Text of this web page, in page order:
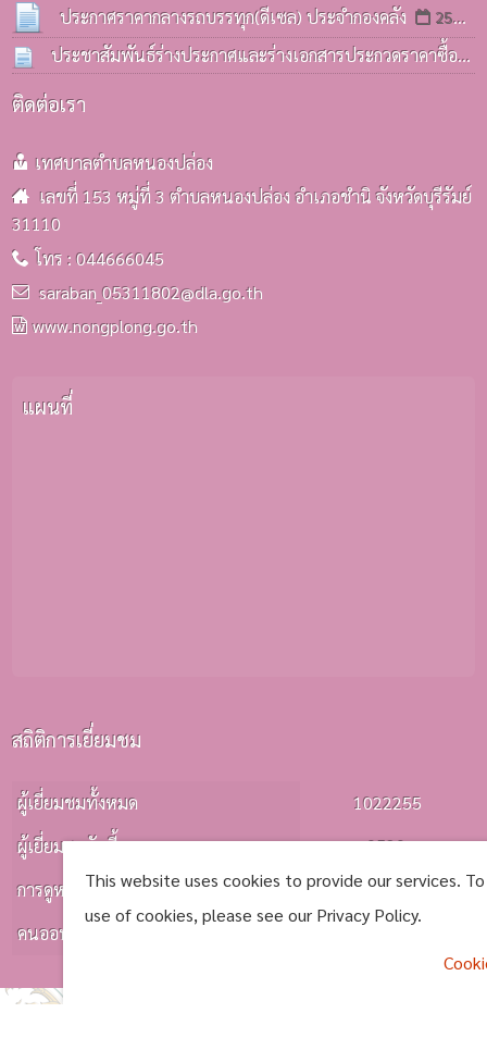
bidding)
08 ก.ค. 2569
ครั้งที่ 3 / 2569
06 ก.ค. 2569
ประกาศราคากลางรถบรรทุก(ดีเซล) ประจำกองคลัง
25
มิ.ย. 2569
ประชาสัมพันธ์ร่างประกาศและร่างเอกสารประกวดราคาซื้อ
รถบรรทุก(ดีเซล) ประจำกองคลังฯ
ติดต่อเรา
เทศบาลตำบลหนองปล่อง
เลขที่ 153 หมู่ที่ 3 ตำบลหนองปล่อง อำเภอชำนิ จังหวัดบุรีรัมย์
31110
โทร : 044666045
saraban_05311802@dla.go.th
www.nongplong.go.th
แผนที่
สถิติการเยี่ยมชม
ผู้เยี่ยมชมทั้งหมด
1022255
ผู้เยี่ยมชมวันนี้
0520
การดูหน้าเว็บ
0545
คนออนไลน์
This website uses cookies to provide our services.
use of cookies, please see our Privacy Policy.